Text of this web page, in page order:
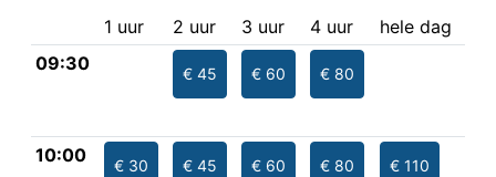
1 uur 2 uur 3 uur 4 uur
hele dag
09:30
€ 45 € 60 € 80
10:00 € 30 € 45 € 60 € 80 € 110